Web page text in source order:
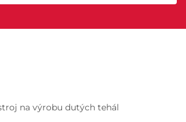
na výrobu dutých tehál